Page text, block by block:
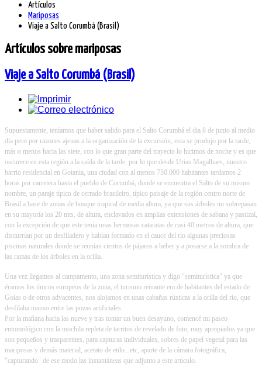
Artículos
Mariposas
Viaje a Salto Corumbá (Brasil)
Artículos sobre mariposas
Viaje a Salto Corumbá (Brasil)
Supuestamente, teníamos que haber salido para el Salto Corumbá el dia 8 de junio al medio
día pero por razones ajenas a la organización de la excursión, esta se produjo por la tarde,
más o menos hacia las siete, con lo que gran parte del trayecto lo hicimos de noche y es que
oscurece en esta región a la caída de la tarde, por lo que desde Urias Magalhaes, nuestro
barrio residencial en Goiania, una ciudad con al menos 750.000 habitantes tardamos 2
horas por carretera hasta el pueblo de Corumbá, donde se encuentra el Salto de su mismo
nombre, un paraje típico de cerrado brasileiro, típico paisaje de la región centro norte de
Brasil a base de zonas de bosque tropical de media altura, ya que sus árboles no sobrepasan
en su mayoría los 20 mts. de altura, enclavados en amplias extensiones de sabana y pastizal,
con la excepción de que este tenía unas hermosas cataratas de casi 40 metros de altura, que
discurrían por un desfiladero y habían formado en el cauce del río algunas preciosas
piscinas naturales donde se reunían cientos de pájaros a beber y a posarse a la sombra de
las ramas de los árboles en la orilla.
Una vez llegamos al campamento, una zona semiturística y digo "semiturística" ya que
éramos los únicos europeos de la zona, el turismo reinante era de habitantes del estado de
Goias o de otros adyacentes, nos alojamos en unas cabañas rústicas a la orilla del río, que
desfilaba manso entre las pozas artificiales.
Por la mañana hacia las nueve y tras tomar un buen desayuno, comencé mi paseo
entomológico con la mochila repleta de tarritos de revelado de foto, muy apropiados ya que
son pequeños y trasparentes, para capturas individuales, sobres de papel vegetal para las
mariposas y demás material, acetato de etilo...etc, aparte de la cámara fotográfica,
"capturando" de ese modo las instantáneas que adjunto a este artículo.